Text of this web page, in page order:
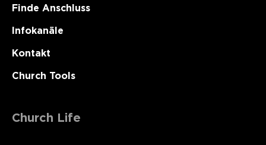
Finde Anschluss
Infokanäle
Kontakt
Church Tools
Church Life